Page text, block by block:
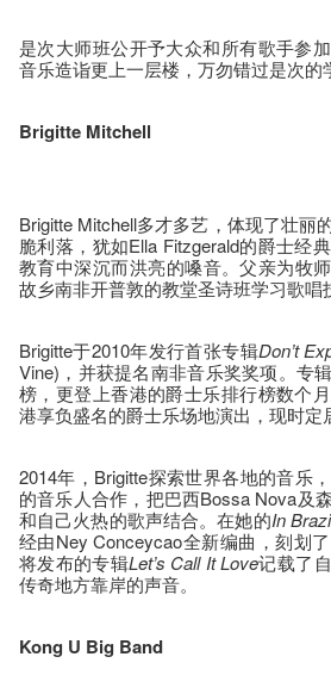
是次大师班公开予大众和所有歌手参
音乐造诣更上一层楼，万勿错过是次的
Brigitte Mitchell
Brigitte Mitchell多才多艺，体现了壮丽
脆利落，犹如Ella Fitzgerald的爵士经
教育中深沉而洪亮的嗓音。父亲为牧
故乡南非开普敦的教堂圣诗班学习歌唱
Brigitte于2010年发行首张专辑Don’t
Vine)，并获提名南非音乐奖奖项。专
榜，更登上香港的爵士乐排行榜数个
港享负盛名的爵士乐场地演出，现时定
2014年，Brigitte探索世界各地的音乐
的音乐人合作，把巴西Bossa Nova及
和自己火热的歌声结合。在她的In
经由Ney Conceycao全新编曲，刻划
将发布的专辑Let’s Call It Love记载了
传奇地方靠岸的声音。
Kong U Big Band